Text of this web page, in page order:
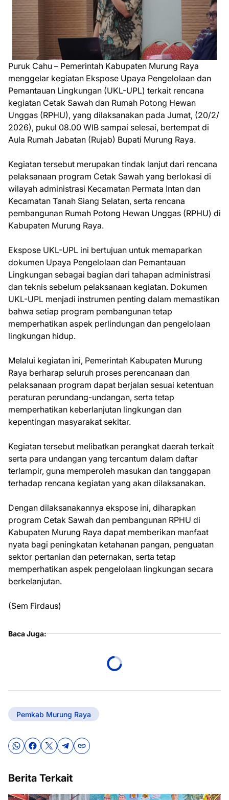
Puruk Cahu – Pemerintah Kabupaten Murung Raya
menggelar kegiatan Ekspose Upaya Pengelolaan dan
Pemantauan Lingkungan (UKL-UPL) terkait rencana
kegiatan Cetak Sawah dan Rumah Potong Hewan
Unggas (RPHU), yang dilaksanakan pada Jumat, (20/2/
2026), pukul 08.00 WIB sampai selesai, bertempat di
Aula Rumah Jabatan (Rujab) Bupati Murung Raya.
Kegiatan tersebut merupakan tindak lanjut dari rencana
pelaksanaan program Cetak Sawah yang berlokasi di
wilayah administrasi Kecamatan Permata Intan dan
Kecamatan Tanah Siang Selatan, serta rencana
pembangunan Rumah Potong Hewan Unggas (RPHU) di
Kabupaten Murung Raya.
Ekspose UKL-UPL ini bertujuan untuk memaparkan
dokumen Upaya Pengelolaan dan Pemantauan
Lingkungan sebagai bagian dari tahapan administrasi
dan teknis sebelum pelaksanaan kegiatan. Dokumen
UKL-UPL menjadi instrumen penting dalam memastikan
bahwa setiap program pembangunan tetap
memperhatikan aspek perlindungan dan pengelolaan
lingkungan hidup.
Melalui kegiatan ini, Pemerintah Kabupaten Murung
Raya berharap seluruh proses perencanaan dan
pelaksanaan program dapat berjalan sesuai ketentuan
peraturan perundang-undangan, serta tetap
memperhatikan keberlanjutan lingkungan dan
kepentingan masyarakat sekitar.
Kegiatan tersebut melibatkan perangkat daerah terkait
serta para undangan yang tercantum dalam daftar
terlampir, guna memperoleh masukan dan tanggapan
terhadap rencana kegiatan yang akan dilaksanakan.
Dengan dilaksanakannya ekspose ini, diharapkan
program Cetak Sawah dan pembangunan RPHU di
Kabupaten Murung Raya dapat memberikan manfaat
nyata bagi peningkatan ketahanan pangan, penguatan
sektor pertanian dan peternakan, serta tetap
memperhatikan aspek pengelolaan lingkungan secara
berkelanjutan.
(Sem Firdaus)
Baca Juga:
Pemkab Murung Raya
Berita Terkait